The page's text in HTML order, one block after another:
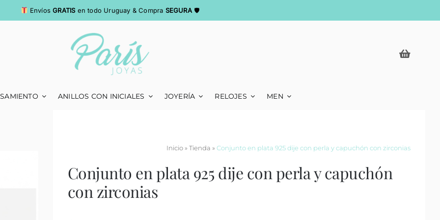
EnvíosGRATIS en todo Uruguay & Compra SEGURA🛡
ANILLOS CON INICIALES JOYERÍA RELOJES MEN
Inicio» Tienda » Conjunto en plata 925 dije con perla y capuchón con zirconias
Conjunto en plata 925 dije con perla y capuchón
con zirconias